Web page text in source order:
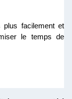
plus facilement et
le temps de